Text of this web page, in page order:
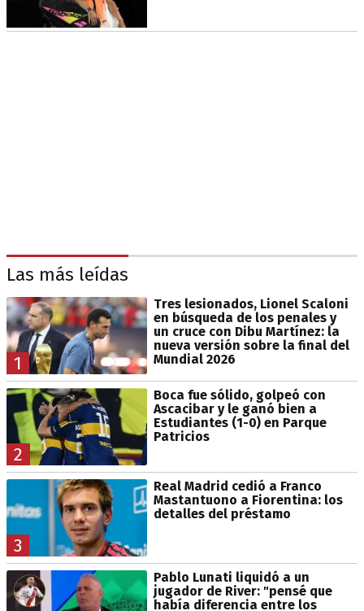
Las más leídas
1
Tres lesionados, Lionel Scaloni
en búsqueda de los penales y
un cruce con Dibu Martínez: la
nueva versión sobre la final del
Mundial 2026
2
Boca fue sólido, golpeó con
Ascacibar y le ganó bien a
Estudiantes (1-0) en Parque
Patricios
3
Real Madrid cedió a Franco
Mastantuono a Fiorentina: los
detalles del préstamo
Pablo Lunati liquidó a un
jugador de River: "pensé que
había diferencia entre los